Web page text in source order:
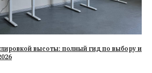
высоты: полный гид по выбору и